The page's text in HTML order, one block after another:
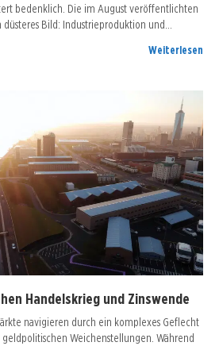
bedenklich. Die im August veröffentlichten
Bild: Industrieproduktion und…
Weiterlesen
Handelskrieg und Zinswende
navigieren durch ein komplexes Geflecht
Weichenstellungen. Während